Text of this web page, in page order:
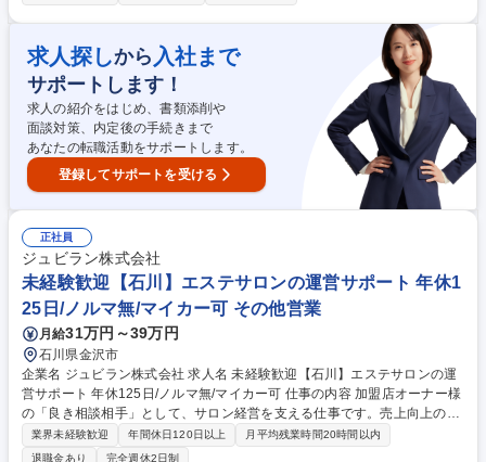
認 → 10:00 代理店(JA)へ訪問・情報交換 → 13:00 施工現場の進捗・安全
確認 → 15:00 A-SITEにご来店されたお客様と商談 → 17:00 見積書作成・
事務処理 → 18:00退社 ★ノルマはなく目標数字を追うスタイルで、ペナ
ルティもないため安定して働けます。★製品の機能性だけでなく、雑誌掲
載もされるデザイン性の高さが武器になります。 募集職種 第二新卒・営
業未経験歓迎◎【茨城エリア/営業】ガレージ提案/ノルマ無
求人探しから 入社まで
サポートします！
求人の紹介をはじめ、書類添削や
面談対策、内定後の手続きまで
あなたの転職活動をサポートします。
登録してサポートを受ける
正社員
ジュビラン株式会社
未経験歓迎【石川】エステサロンの運営サポート 年休1
25日/ノルマ無/マイカー可 その他営業
月給31万円～39万円
石川県金沢市
企業名 ジュビラン株式会社 求人名 未経験歓迎【石川】エステサロンの運
営サポート 年休125日/ノルマ無/マイカー可 仕事の内容 加盟店オーナー様
の「良き相談相手」として、サロン経営を支える仕事です。売上向上のた
めの施策提案や、技術・知識のレクチャーを通じ、二人三脚で地域一番店
を目指します。※1年かけてプロに育てる研修あり ●既存オーナー様への
業界未経験歓迎 年間休日120日以上
月平均残業時間20時間以内
退職金あり
完全週休2日制